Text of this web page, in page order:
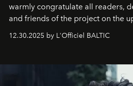
warmly congratulate all readers,
and friends of the project on the
achievements.
12.30.2025 by L'Officiel BALTIC